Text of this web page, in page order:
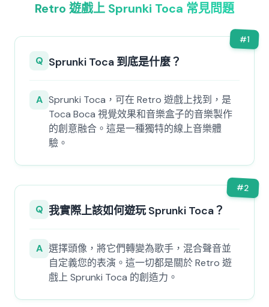
Retro 遊戲上 Sprunki Toca 常見問題
#1
Q Sprunki Toca 到底是什麼？
A Sprunki Toca，可在 Retro 遊戲上找到，是
Toca Boca 視覺效果和音樂盒子的音樂製作
的創意融合。這是一種獨特的線上音樂體
驗。
#2
Q 我實際上該如何遊玩 Sprunki Toca？
A 選擇頭像，將它們轉變為歌手，混合聲音並
自定義您的表演。這一切都是關於 Retro 遊
戲上 Sprunki Toca 的創造力。